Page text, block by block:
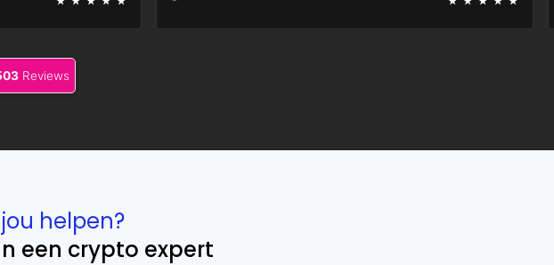
Reviews
helpen?
een crypto expert